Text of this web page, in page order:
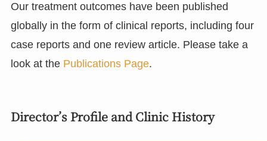
Our treatment outcomes have been published
globally in the form of clinical reports, including four
case reports and one review article. Please take a
look at the Publications Page.
Director’s Profile and Clinic History